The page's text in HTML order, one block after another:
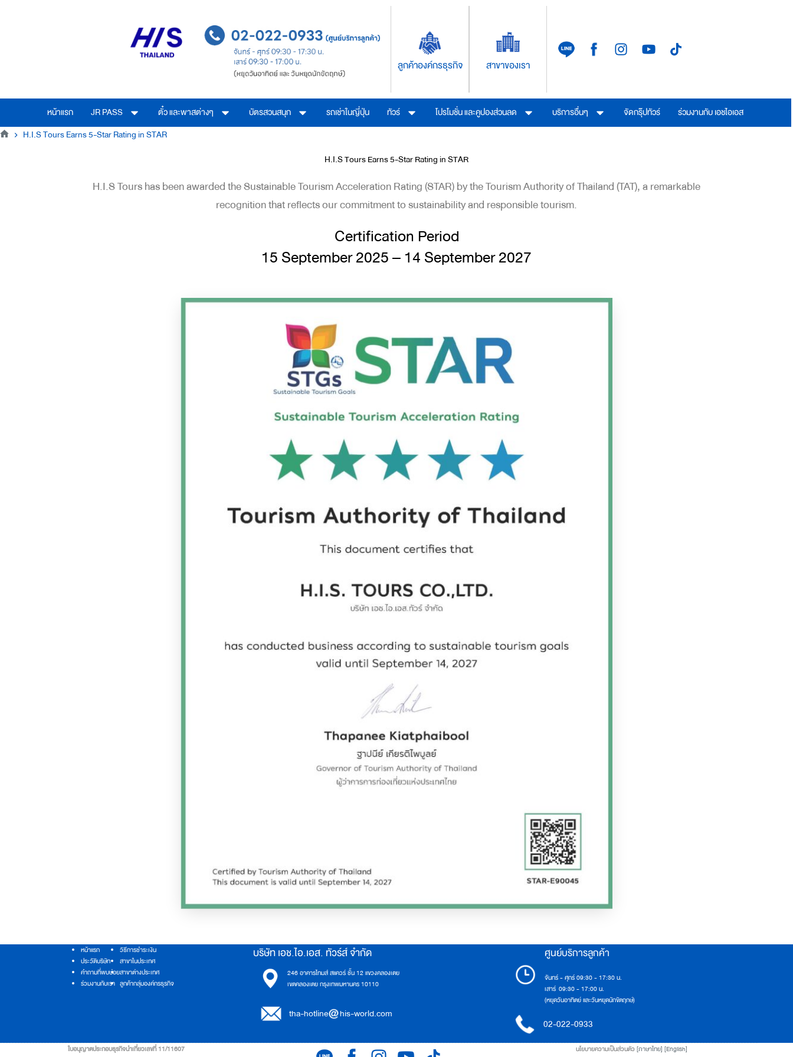
ลูกค้าองค์กรธุรกิจ สาขาของเรา
หน้าแรก JR PASS ตั๋ว และพาสต่างๆ บัตรสวนสนุก รถเช่าในญี่ปุ่น ทัวร์ โปรโมชั่น และคูปองส่วนลด บริการอื่นๆ จัดกรุ๊ปทัวร์
ร่วมงานกับ เอชไอเอส
H.I.S Tours Earns 5-Star Rating in STAR
H.I.S Tours Earns 5-Star Rating in STAR
H.I.S Tours has been awarded the Sustainable Tourism Acceleration Rating (STAR) by the Tourism Authority of Thailand (TAT), a remarkable
recognition that reflects our commitment to sustainability and responsible tourism.
Certification Period
15 September 2025 – 14 September 2027
หน้าแรก
ประวัติบริษัท
คำถามที่พบบ่อย
ร่วมงานกับเรา
วิธีการชำระเงิน
สาขาในประเทศ
สาขาต่างประเทศ
ลูกค้ากลุ่มองค์กรธุรกิจ
บริษัท เอช.ไอ.เอส. ทัวร์ส์ จำกัด
246 อาคารไทมส์ สแควร์ ชั้น 12 แขวงคลองเตย
เขตคลองเตย กรุงเทพมหานคร 10110
tha-hotline his-world.com
ศูนย์บริการลูกค้า
จันทร์ - ศุกร์ 09:30 - 17:30 น.
เสาร์ 09:30 - 17:00 น.
(หยุดวันอาทิตย์ และวันหยุดนักขัตฤกษ์)
02-022-0933
ใบอนุญาตประกอบธุรกิจนำเที่ยวเลขที่ 11/11607 นโยบายความเป็นส่วนตัว [ภาษาไทย] [English]